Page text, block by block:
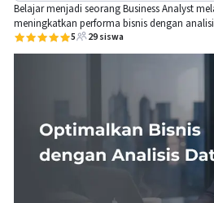
Belajar menjadi seorang Business Analyst
meningkatkan performa bisnis dengan
5 29siswa